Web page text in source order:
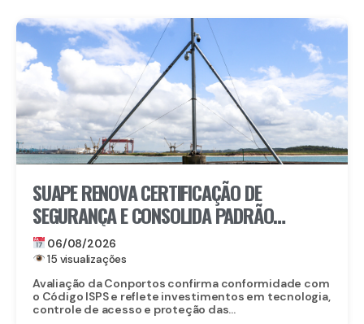
SUAPE RENOVA CERTIFICAÇÃO DE
SEGURANÇA E CONSOLIDA PADRÃO
INTERNACIONAL
06/08/2026
15 visualizações
Avaliação da Conportos confirma conformidade com
o Código ISPS e reflete investimentos em tecnologia,
controle de acesso e proteção das...